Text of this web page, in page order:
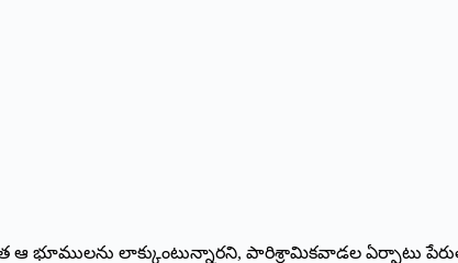
ఆ భూములను లాక్కుంటున్నారని, పారిశ్రామికవాడల ఏర్పాటు